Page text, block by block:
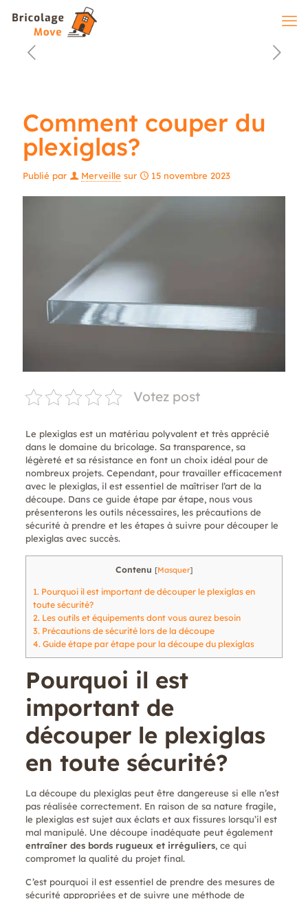
Comment couper du
plexiglas?
Publié par Merveille sur 15 novembre 2023
Votez post
Le plexiglas est un matériau polyvalent et très apprécié
dans le domaine du bricolage. Sa transparence, sa
légèreté et sa résistance en font un choix idéal pour de
nombreux projets. Cependant, pour travailler efficacement
avec le plexiglas, il est essentiel de maîtriser l’art de la
découpe. Dans ce guide étape par étape, nous vous
présenterons les outils nécessaires, les précautions de
sécurité à prendre et les étapes à suivre pour découper le
plexiglas avec succès.
Contenu [Masquer]
1.Pourquoi il est important de découper le plexiglas en
toute sécurité?
2.Les outils et équipements dont vous aurez besoin
3.Précautions de sécurité lors de la découpe
4.Guide étape par étape pour la découpe du plexiglas
Pourquoi il est
important de
découper le plexiglas
en toute sécurité?
La découpe du plexiglas peut être dangereuse si elle n’est
pas réalisée correctement. En raison de sa nature fragile,
le plexiglas est sujet aux éclats et aux fissures lorsqu’il est
mal manipulé. Une découpe inadéquate peut également
entraîner des bords rugueux et irréguliers, ce qui
compromet la qualité du projet final.
C’est pourquoi il est essentiel de prendre des mesures de
sécurité appropriées et de suivre une méthode de